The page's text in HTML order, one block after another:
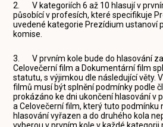
2. V kategoriích 6 až 10 hlasují v
působící v profesích, které specifikuje
uvedené kategorie Prezídium ustanoví
komise.
3. V prvním kole bude do hlasování
Celovečerní film a Dokumentární film
statutu, s výjimkou dle následující věty.
filmů musí být splnění podmínky podle
prokázáno ke dni ukončení hlasování v
a Celovečerní film, který tuto podmínku
hlasování vyřazen a do druhého kola